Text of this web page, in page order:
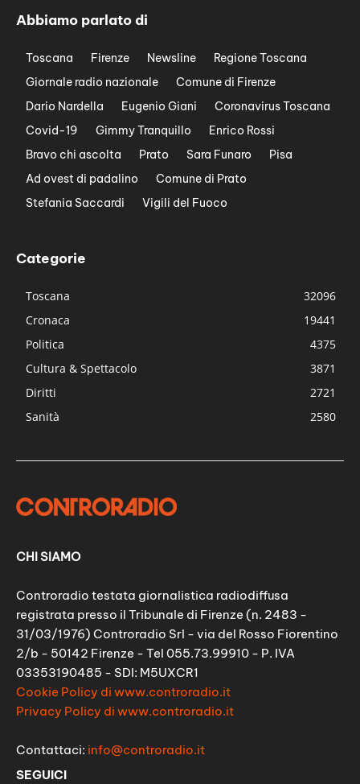
Abbiamo parlato di
Toscana Firenze Newsline
Regione Toscana
Giornale radio nazionale
Comune di Firenze
Dario Nardella
Eugenio Giani
Coronavirus Toscana
Covid-19
Gimmy Tranquillo
Enrico Rossi
Bravo chi ascolta
Prato Sara Funaro
Pisa
Ad ovest di padalino
Comune di Prato
Stefania Saccardi
Vigili del Fuoco
Categorie
Toscana
32096
Cronaca
19441
Politica
4375
Cultura & Spettacolo
3871
Diritti
2721
Sanità
2580
CHI SIAMO
Controradio testata giornalistica radiodiffusa
registrata presso il Tribunale di Firenze (n. 2483 -
31/03/1976) Controradio Srl - via del Rosso Fiorentino
2/b - 50142 Firenze - Tel 055.73.99910 - P. IVA
03353190485 - SDI: M5UXCR1
Cookie Policy di www.controradio.it
Privacy Policy di www.controradio.it
Contattaci: info@controradio.it
SEGUICI